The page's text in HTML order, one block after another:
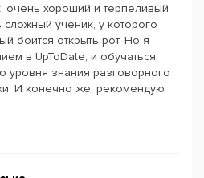
очень хороший и терпеливый
ученик, у которого
боится открыть рот. Но я
в UpToDate, и обучаться
уровня знания разговорного
И конечно же, рекомендую